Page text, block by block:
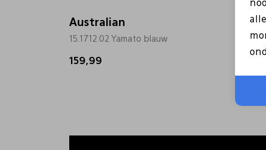
Australian
15.1712.02 Yamato blauw
159,99